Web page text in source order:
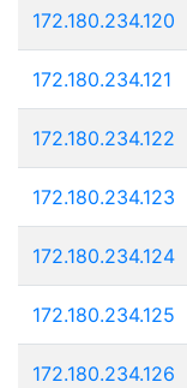
172.180.234.120
172.180.234.121
172.180.234.122
172.180.234.123
172.180.234.124
172.180.234.125
172.180.234.126